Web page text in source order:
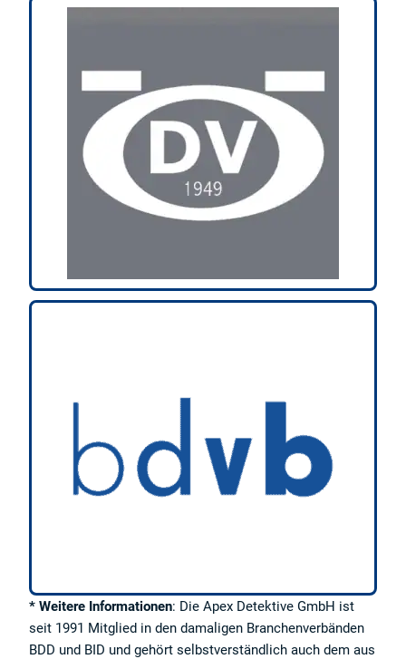
* Weitere Informationen: Die Apex Detektive GmbH ist
seit 1991 Mitglied in den damaligen Branchenverbänden
BDD und BID und gehört selbstverständlich auch dem aus